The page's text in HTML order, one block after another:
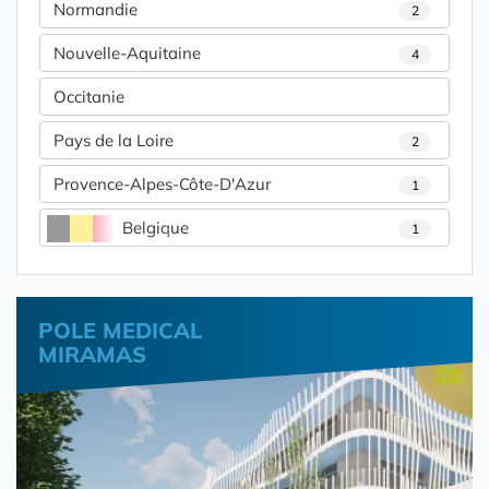
Normandie 2
Nouvelle-Aquitaine 4
Occitanie
Pays de la Loire 2
Provence-Alpes-Côte-D'Azur 1
Belgique 1
POLE MEDICAL
MIRAMAS